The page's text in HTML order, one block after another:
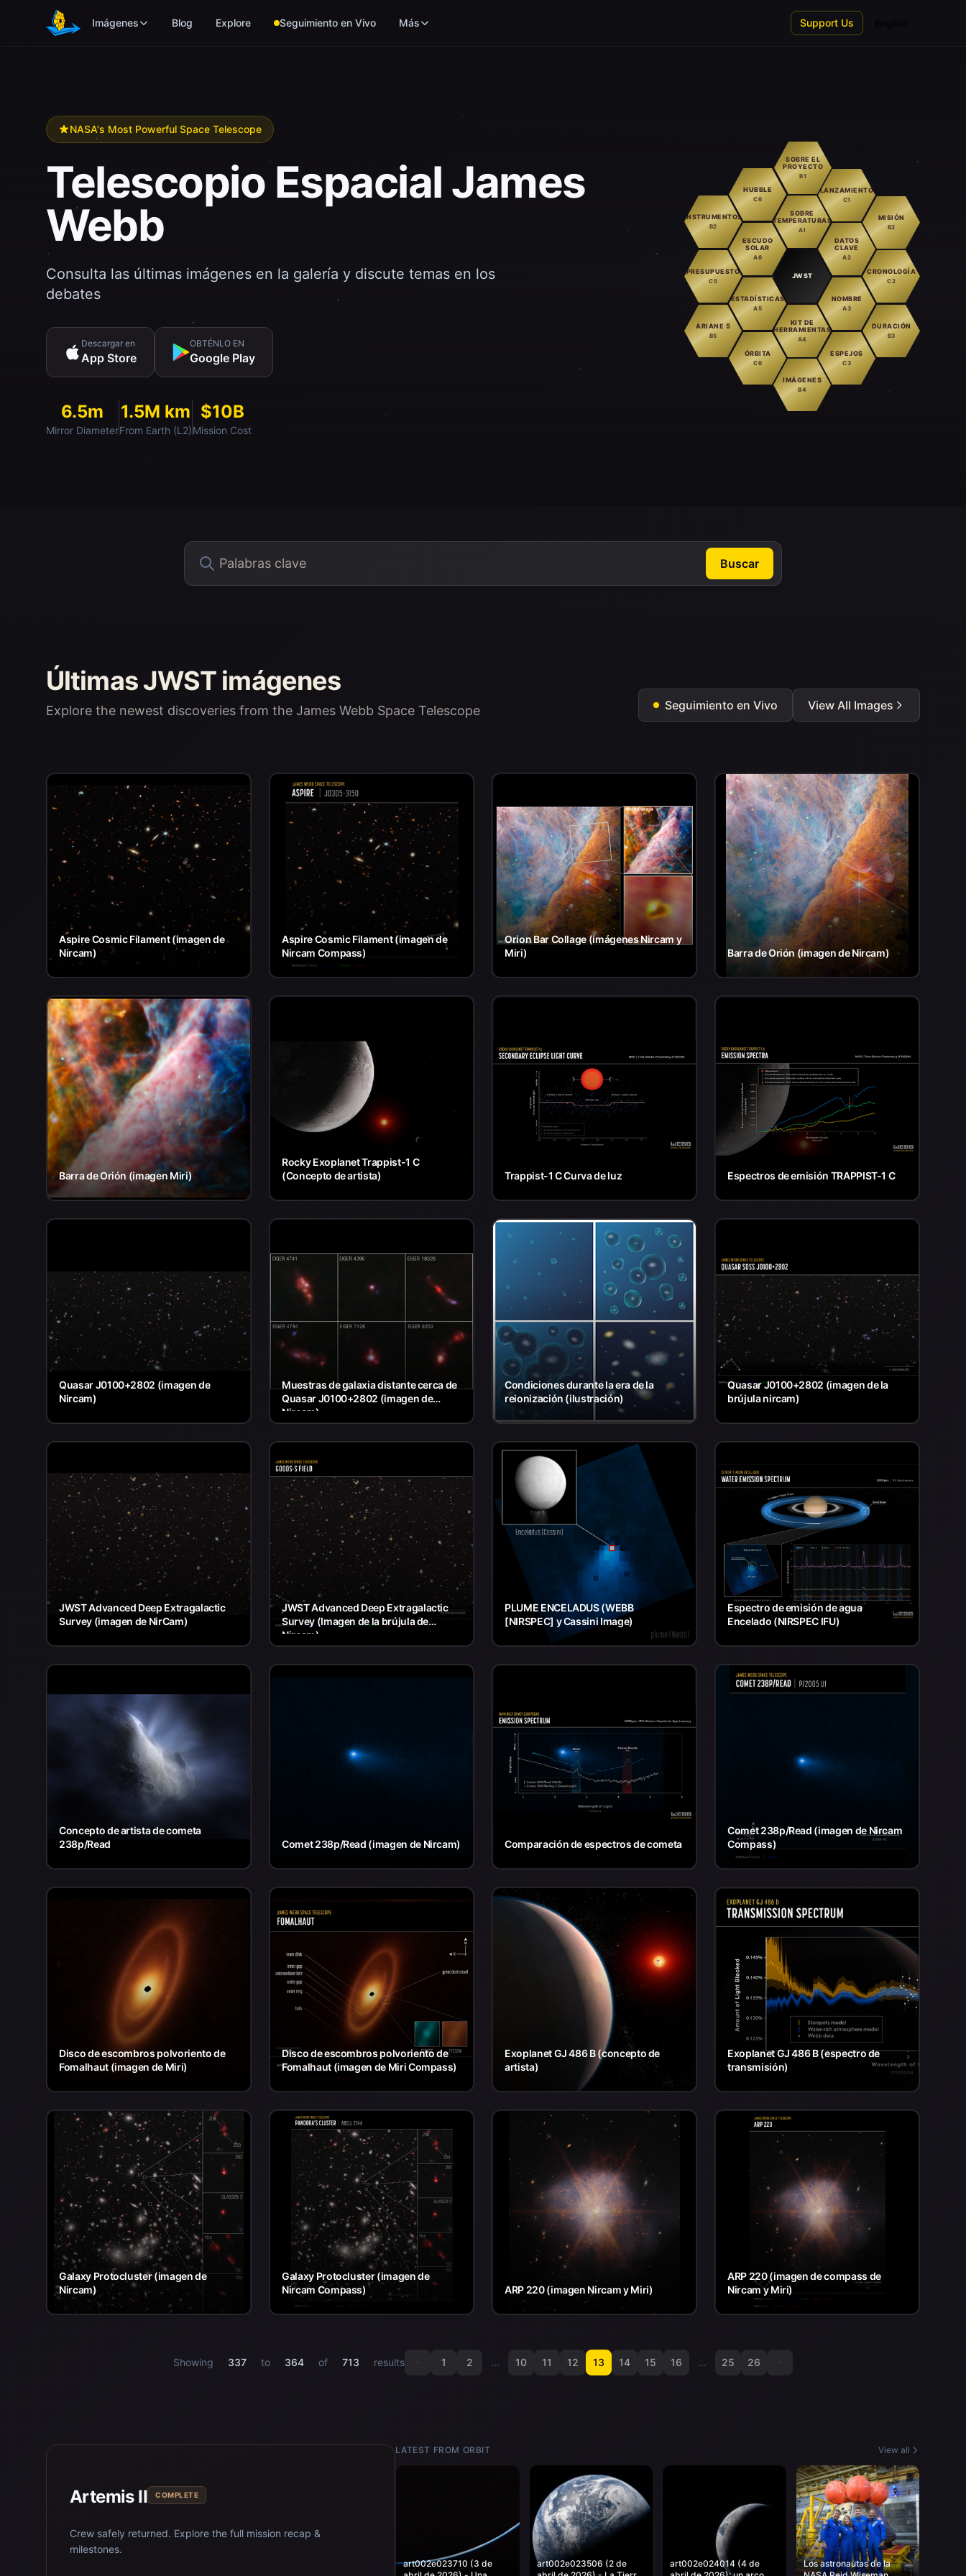
Skip to main content
Imágenes Blog Explore Seguimiento en Vivo Más Support Us
NASA's Most Powerful Space Telescope
Telescopio Espacial James
Webb
Consulta las últimas imágenes en la galería y discute temas en los
debates
Descargar en
App Store
OBTÉNLO EN
Google Play
6.5m
Mirror Diameter
1.5M km
From Earth (L2)
$10B
Mission Cost
INSTRUMENTOS
B2
PRESUPUESTO
C5
ARIANE 5
B5
HUBBLE
C6
ESCUDO
SOLAR
A6
ESTADÍSTICAS
A5
ÓRBITA
C6
SOBRE EL
PROYECTO
B1
SOBRE
TEMPERATURAS
A1
JWST
KIT DE
HERRAMIENTAS
A4
IMÁGENES
B4
LANZAMIENTO
C1
DATOS
CLAVE
A2
NOMBRE
A3
ESPEJOS
C3
MISIÓN
B2
CRONOLOGÍA
C2
DURACIÓN
B3
Buscar
Últimas JWST imágenes
Explore the newest discoveries from the James Webb Space Telescope Seguimiento en Vivo View All Images
Aspire Cosmic Filament (imagen de
Nircam)
Aspire Cosmic Filament (imagen de
Nircam Compass)
Orion Bar Collage (imágenes Nircam y
Miri)
Barra de Orión (imagen de Nircam)
Barra de Orión (imagen Miri)
Rocky Exoplanet Trappist-1 C
(Concepto de artista)
Trappist-1 C Curva de luz Espectros de emisión TRAPPIST-1 C
Quasar J0100+2802 (imagen de
Nircam)
Muestras de galaxia distante cerca de
Quasar J0100+2802 (imagen de
Nircam)
Condiciones durante la era de la
reionización (ilustración)
Quasar J0100+2802 (imagen de la
brújula nircam)
JWST Advanced Deep Extragalactic
Survey (imagen de NirCam)
JWST Advanced Deep Extragalactic
Survey (Imagen de la brújula de
Nircam)
PLUME ENCELADUS (WEBB
[NIRSPEC] y Cassini Image)
Espectro de emisión de agua
Encelado (NIRSPEC IFU)
Concepto de artista de cometa
238p/Read
Comet 238p/Read (imagen de Nircam) Comparación de espectros de cometa
Comet 238p/Read (imagen de Nircam
Compass)
Disco de escombros polvoriento de
Fomalhaut (imagen de Miri)
Disco de escombros polvoriento de
Fomalhaut (imagen de Miri Compass)
Exoplanet GJ 486 B (concepto de
artista)
Exoplanet GJ 486 B (espectro de
transmisión)
Galaxy Protocluster (imagen de
Nircam)
Galaxy Protocluster (imagen de
Nircam Compass)
ARP 220 (imagen Nircam y Miri)
ARP 220 (imagen de compass de
Nircam y Miri)
Showing 337 to 364 of 713 results 1 2 ... 10 11 12 13 14 15 16 ... 25 26
Artemis II COMPLETE
Crew safely returned. Explore the full mission recap &
milestones.
LATEST FROM ORBIT View all
art002e023710 (3 de
art002e023506 (2 de
art002e024014 (4 de
Los astronautas de la